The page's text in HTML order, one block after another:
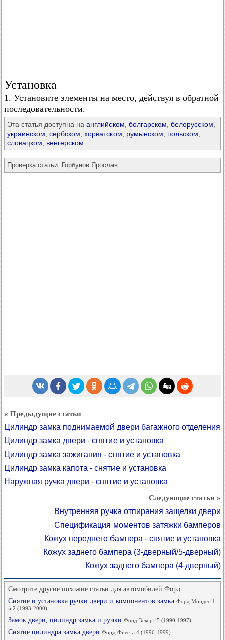
Установка
1. Установите элементы на место, действуя в обратной
последовательности.
Эта статья доступна на английском болгарском белорусском
украинском сербском хорватском румынском польском
словацком
венгерском
Проверка статьи: Горбунов Ярослав
« Предыдущие статьи
Цилиндр замка поднимаемой двери багажного отделения
Цилиндр замка двери - снятие и установка
Цилиндр замка зажигания - снятие и установка
Цилиндр замка капота - снятие и установка
Наружная ручка двери - снятие и установка
Следующие статьи »
Внутренняя ручка отпирания защелки двери
Спецификация моментов затяжки бамперов
Кожух переднего бампера - снятие и установка
Кожух заднего бампера (3-дверный/5-дверный)
Кожух заднего бампера (4-дверный)
Смотрите другие похожие статьи для автомобилей Форд:
Снятие и установка ручки двери и компонентов замка Форд Мондео 1
и 2 (1993-2000)
Замок двери, цилиндр замка и ручки Форд Эскорт 5 (1990-1997)
Снятие цилиндра замка двери Форд Фиеста 4 (1996-1999)